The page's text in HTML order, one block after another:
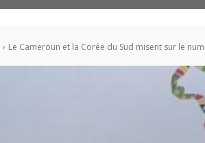
Le Cameroun et la Corée du Sud misent sur le